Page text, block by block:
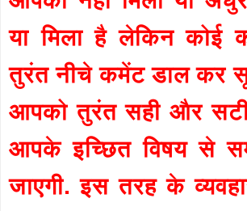
या मिला है लेकिन कोई
तुरंत नीचे कमेंट डाल कर
आपको तुरंत सही और
आपके इच्छित विषय से
जाएगी. इस तरह के